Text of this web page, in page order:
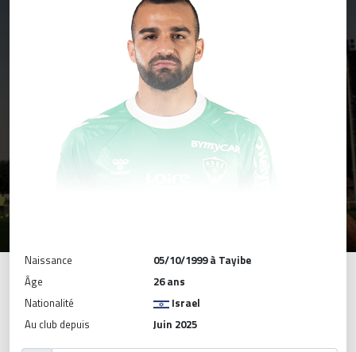
Naissance
05/10/1999 à Tayibe
Âge
26 ans
Nationalité
Israel
Au club depuis
Juin 2025